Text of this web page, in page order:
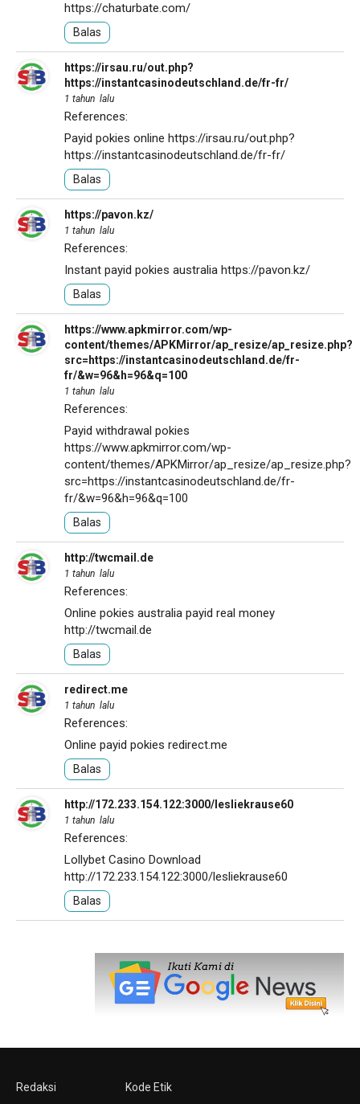
https://chaturbate.com/
Balas
https://irsau.ru/out.php?
https://instantcasinodeutschland.de/fr-fr/
1 tahun lalu
References:
Payid pokies online https://irsau.ru/out.php?
https://instantcasinodeutschland.de/fr-fr/
Balas
https://pavon.kz/
1 tahun lalu
References:
Instant payid pokies australia https://pavon.kz/
Balas
https://www.apkmirror.com/wp-
content/themes/APKMirror/ap_resize/ap_resize.php?
src=https://instantcasinodeutschland.de/fr-
fr/&w=96&h=96&q=100
1 tahun lalu
References:
Payid withdrawal pokies
https://www.apkmirror.com/wp-
content/themes/APKMirror/ap_resize/ap_resize.php?
src=https://instantcasinodeutschland.de/fr-
fr/&w=96&h=96&q=100
Balas
http://twcmail.de
1 tahun lalu
References:
Online pokies australia payid real money
http://twcmail.de
Balas
redirect.me
1 tahun lalu
References:
Online payid pokies redirect.me
Balas
http://172.233.154.122:3000/lesliekrause60
1 tahun lalu
References:
Lollybet Casino Download
http://172.233.154.122:3000/lesliekrause60
Balas
Redaksi
Kode Etik